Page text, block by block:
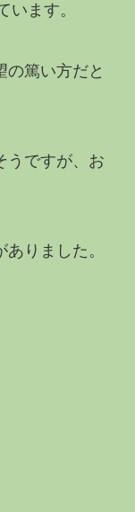
います。
の篤い方だと
うですが、お
りました。